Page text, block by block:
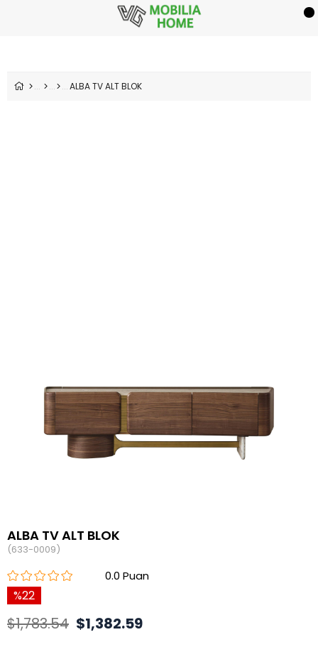
ALBA TV ALT BLOK
ALBA TV ALT BLOK
(633-0009)
0.0
22
$1,783.54 $1,382.59